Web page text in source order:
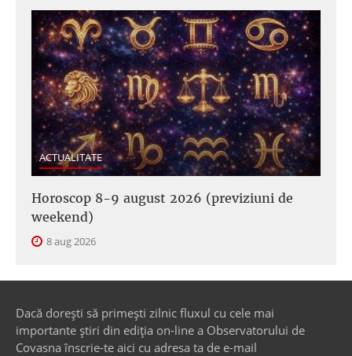
ACTUALITATE
Horoscop 8-9 august 2026 (previziuni de
weekend)
8 aug 2026
Dacă dorești să primești zilnic fluxul cu cele mai
importante știri din ediția on-line a Observatorului de
Covasna înscrie-te aici cu adresa ta de e-mail